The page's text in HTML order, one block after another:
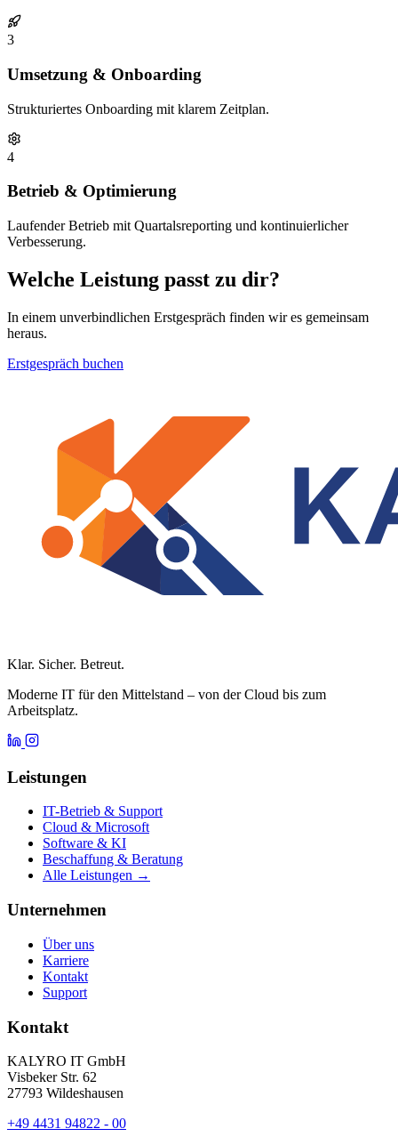
3
Umsetzung & Onboarding
Strukturiertes Onboarding mit klarem Zeitplan.
4
Betrieb & Optimierung
Laufender Betrieb mit Quartalsreporting und kontinuierlicher
Verbesserung.
Welche Leistung passt zu dir?
In einem unverbindlichen Erstgespräch finden wir es gemeinsam
heraus.
Erstgespräch buchen
Klar. Sicher. Betreut.
Moderne IT für den Mittelstand – von der Cloud bis zum
Arbeitsplatz.
Leistungen
IT-Betrieb & Support
Cloud & Microsoft
Software & KI
Beschaffung & Beratung
Alle Leistungen →
Unternehmen
Über uns
Karriere
Kontakt
Support
Kontakt
KALYRO IT GmbH
Visbeker Str. 62
27793 Wildeshausen
+49 4431 94822 - 00